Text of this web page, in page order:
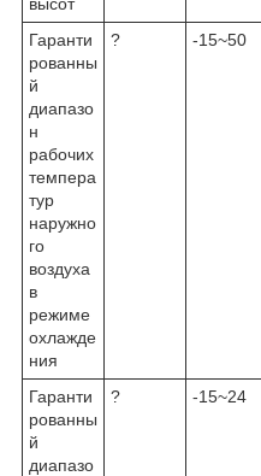
Гаранти
рованны
й
диапазо
н
рабочих
темпера
тур
наружно
го
воздуха
в
режиме
охлажде
ния
? -15~50
Гаранти
рованны
й
диапазо
? -15~24